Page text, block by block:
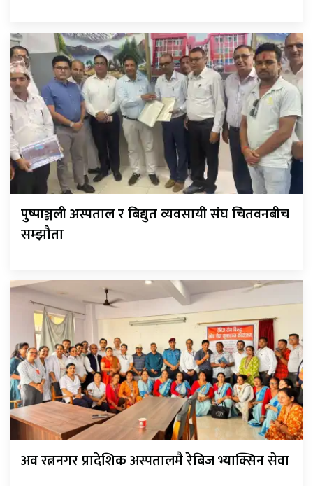
पुष्पाञ्जली अस्पताल र बिद्युत व्यवसायी संघ चितवनबीच
सम्झौता
अव रत्ननगर प्रादेशिक अस्पतालमै रेबिज भ्याक्सिन सेवा